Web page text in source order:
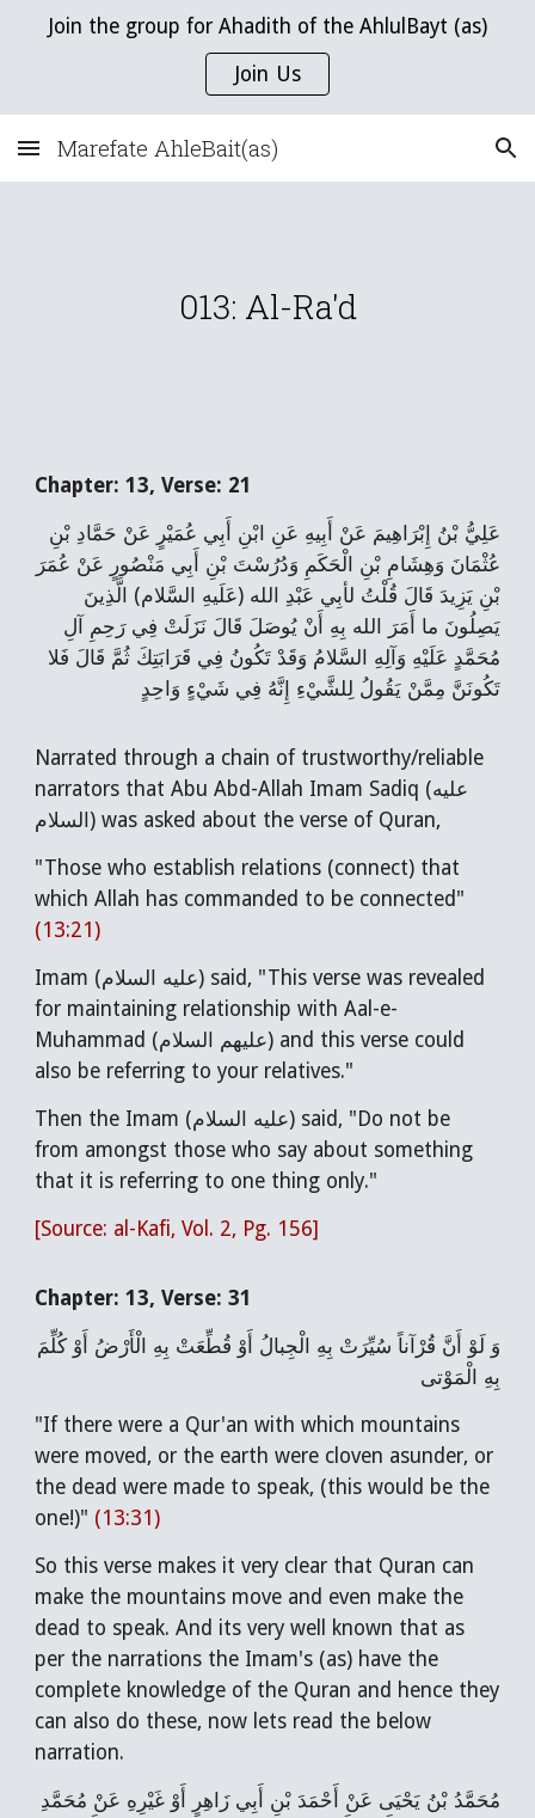
Skip to main content Skip to navigation
Join the group for Ahadith of the AhlulBayt (as)
Join Us
Marefate AhleBait(as)
013: Al-Ra'd
Chapter: 13, Verse: 21
عَلِيُّ بْنُ إِبْرَاهِيمَ عَنْ أَبِيهِ عَنِ ابْنِ أَبِي عُمَيْرٍ عَنْ حَمَّادِ بْنِ
عُثْمَانَ وَهِشَامِ بْنِ الْحَكَمِ وَدُرُسْتَ بْنِ أَبِي مَنْصُورٍ عَنْ عُمَرَ
بْنِ يَزِيدَ قَالَ قُلْتُ لأبِي عَبْدِ الله (عَلَيهِ السَّلام) الَّذِينَ
يَصِلُونَ ما أَمَرَ الله بِهِ أَنْ يُوصَلَ قَالَ نَزَلَتْ فِي رَحِمِ آلِ
مُحَمَّدٍ عَلَيْهِ وَآلِهِ السَّلامُ وَقَدْ تَكُونُ فِي قَرَابَتِكَ ثُمَّ قَالَ فَلا
تَكُونَنَّ مِمَّنْ يَقُولُ لِلشَّيْ‏ءِ إِنَّهُ فِي شَيْ‏ءٍ وَاحِدٍ
Narrated through a chain of trustworthy/reliable
narrators that Abu Abd-Allah Imam Sadiq (عليه
السلام) was asked about the verse of Quran,
"Those who establish relations (connect) that
which Allah has commanded to be connected"
(13:21)
Imam (عليه السلام) said, "This verse was revealed
for maintaining relationship with Aal-e-
Muhammad (عليهم السلام) and this verse could
also be referring to your relatives."
Then the Imam (عليه السلام) said, "Do not be
from amongst those who say about something
that it is referring to one thing only."
[Source: al-Kafi, Vol. 2, Pg. 156]
Chapter: 13, Verse: 31
وَ لَوْ أَنَّ قُرْآناً سُيِّرَتْ بِهِ الْجِبالُ أَوْ قُطِّعَتْ بِهِ الْأَرْضُ أَوْ كُلِّمَ
بِهِ الْمَوْتى‏
"If there were a Qur'an with which mountains
were moved, or the earth were cloven asunder, or
the dead were made to speak, (this would be the
one!)" (13:31)
So this verse makes it very clear that Quran can
make the mountains move and even make the
dead to speak. And its very well known that as
per the narrations the Imam's (as) have the
complete knowledge of the Quran and hence they
can also do these, now lets read the below
narration.
مُحَمَّدُ بْنُ يَحْيَى عَنْ أَحْمَدَ بْنِ أَبِي زَاهِرٍ أَوْ غَيْرِهِ عَنْ مُحَمَّدِ